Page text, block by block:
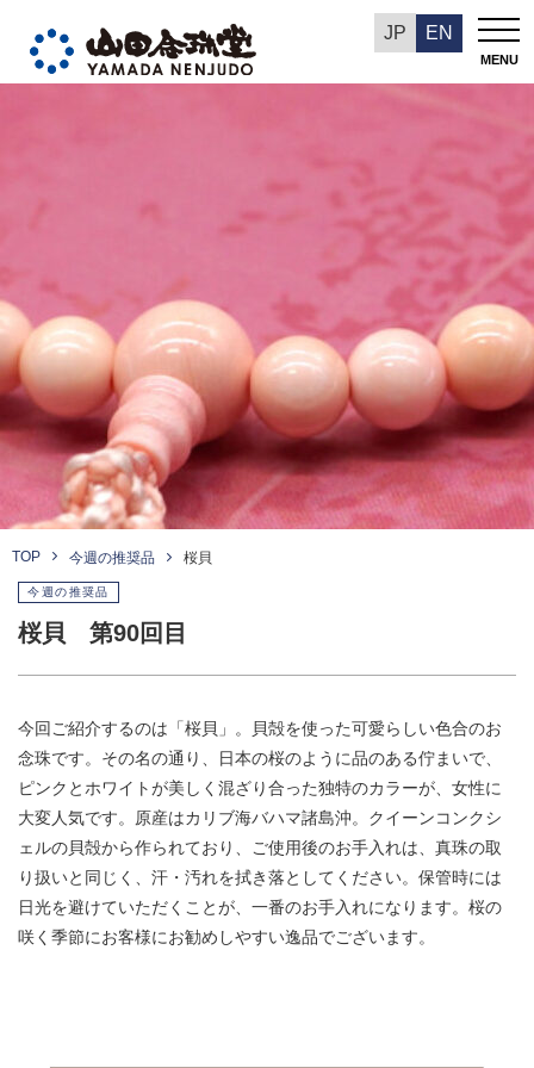
JP EN
MENU
今週の推奨品
TOP 今週の推奨品 桜貝
今週の推奨品
桜貝 第90回目
今回ご紹介するのは「桜貝」。貝殻を使った可愛らしい色合のお
念珠です。その名の通り、日本の桜のように品のある佇まいで、
ピンクとホワイトが美しく混ざり合った独特のカラーが、女性に
大変人気です。原産はカリブ海バハマ諸島沖。クイーンコンクシ
ェルの貝殻から作られており、ご使用後のお手入れは、真珠の取
り扱いと同じく、汗・汚れを拭き落としてください。保管時には
日光を避けていただくことが、一番のお手入れになります。桜の
咲く季節にお客様にお勧めしやすい逸品でございます。